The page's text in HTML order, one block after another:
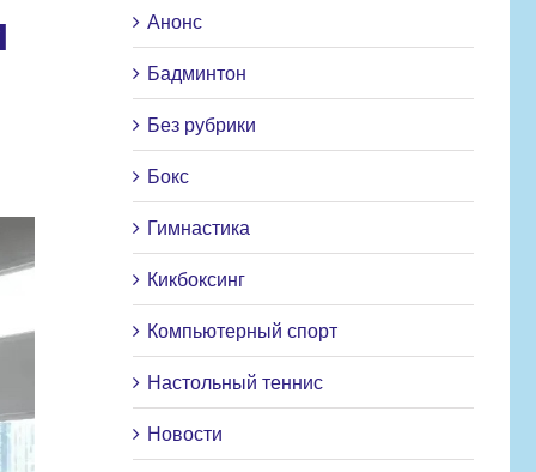
Анонс
Бадминтон
Без рубрики
Бокс
Гимнастика
Кикбоксинг
Компьютерный спорт
Настольный теннис
Новости